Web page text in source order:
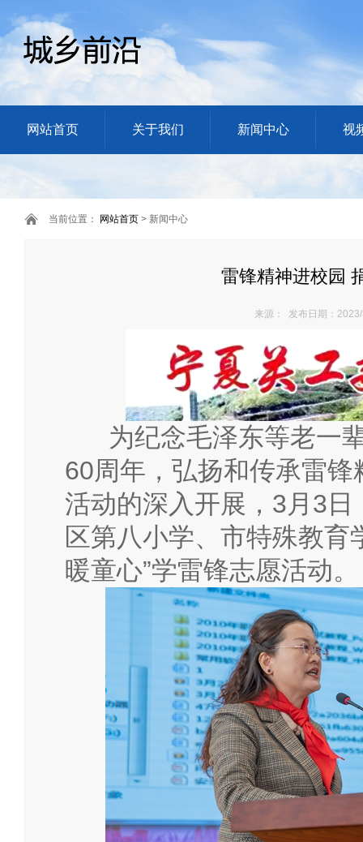
网站首页 关于我们 新闻中心 视
当前位置： 网站首页 > 新闻中心
雷锋精神进校园
来源： 发布日期：
为纪念毛泽东等老一
60周年，弘扬和传承雷
活动的深入开展， 3月 3
区第八小学、市特殊教育
暖童心”学雷锋志愿活动。